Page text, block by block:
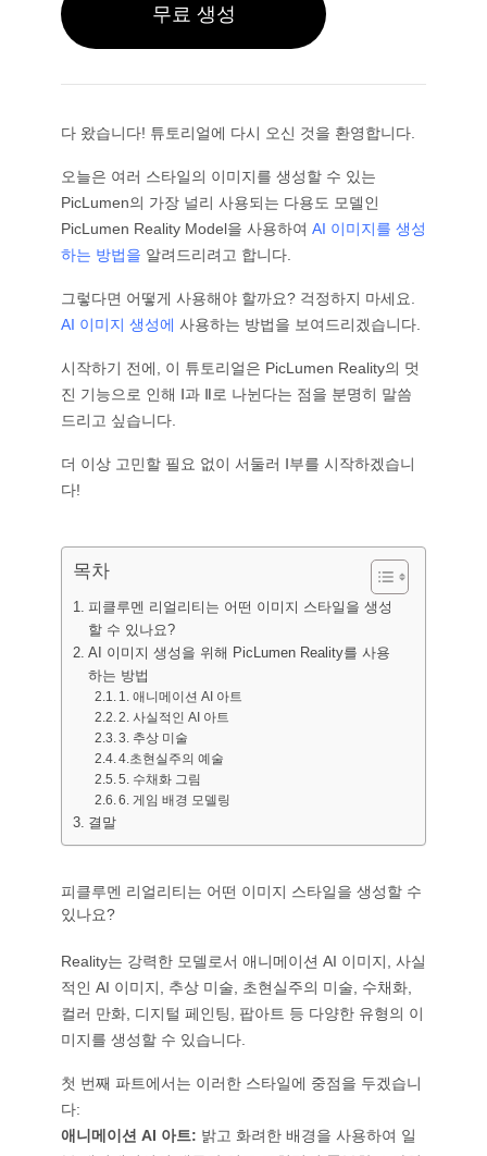
영상 편집
영상 노이즈 제거
비디오를 애니메이션으로
AI 얼굴 생성기
AI 아기 생성기
사실적인
펑코 팝
인기 메이커
3D 캐릭터
AI 타투 생성기
AI 아바타 생성기
소라 AI
Seedance 2.0
모든 모델
리터치 & 리스타일
AI 옷 갈아입히기
여권 사진 메이커
사진을 예술로
색칠하기 페이지
가상 착용
AI 포스터 생성기
책 표지 메이커
의류 디자인
무료 생성
다 왔습니다! 튜토리얼에 다시 오신 것을 환영합니다.
오늘은 여러 스타일의 이미지를 생성할 수 있는
PicLumen의 가장 널리 사용되는 다용도 모델인
PicLumen Reality Model을 사용하여 AI 이미지를 생성
하는 방법을 알려드리려고 합니다.
그렇다면 어떻게 사용해야 할까요? 걱정하지 마세요.
AI 이미지 생성에 사용하는 방법을 보여드리겠습니다.
시작하기 전에, 이 튜토리얼은 PicLumen Reality의 멋
진 기능으로 인해 Ⅰ과 Ⅱ로 나뉜다는 점을 분명히 말씀
드리고 싶습니다.
더 이상 고민할 필요 없이 서둘러 Ⅰ부를 시작하겠습니
다!
목차
피클루멘 리얼리티는 어떤 이미지 스타일을 생성
할 수 있나요?
AI 이미지 생성을 위해 PicLumen Reality를 사용
하는 방법
1. 애니메이션 AI 아트
2. 사실적인 AI 아트
3. 추상 미술
4.초현실주의 예술
5. 수채화 그림
6. 게임 배경 모델링
결말
피클루멘 리얼리티는 어떤 이미지 스타일을 생성할 수
있나요?
Reality는 강력한 모델로서 애니메이션 AI 이미지, 사실
적인 AI 이미지, 추상 미술, 초현실주의 미술, 수채화,
컬러 만화, 디지털 페인팅, 팝아트 등 다양한 유형의 이
미지를 생성할 수 있습니다.
첫 번째 파트에서는 이러한 스타일에 중점을 두겠습니
다:
애니메이션 AI 아트: 밝고 화려한 배경을 사용하여 일